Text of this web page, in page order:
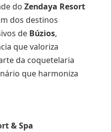
do Zendaya Resort
dos destinos
de Búzios,
que valoriza
da coquetelaria
que harmoniza
& Spa